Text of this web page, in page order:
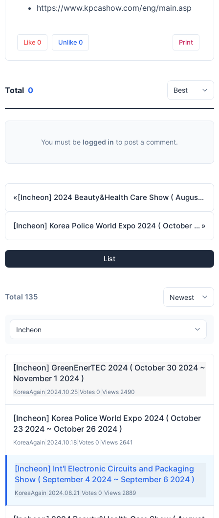
https://www.kpcashow.com/eng/main.asp
Like 0 Unlike 0 Print
Total 0
You must be logged in to post a comment.
« [Incheon] 2024 Beauty&Health Care Show ( August 29 2024 ~ August 31 2024 )
[Incheon] Korea Police World Expo 2024 ( October 23 2024 ~ October 26 2024 ) »
List
Total 135
[Incheon] GreenEnerTEC 2024 ( October 30 2024 ~
November 1 2024 )
KoreaAgain 2024.10.25 Votes 0 Views 2490
[Incheon] Korea Police World Expo 2024 ( October
23 2024 ~ October 26 2024 )
KoreaAgain 2024.10.18 Votes 0 Views 2641
[Incheon] Int'l Electronic Circuits and Packaging
Show ( September 4 2024 ~ September 6 2024 )
KoreaAgain 2024.08.21 Votes 0 Views 2889